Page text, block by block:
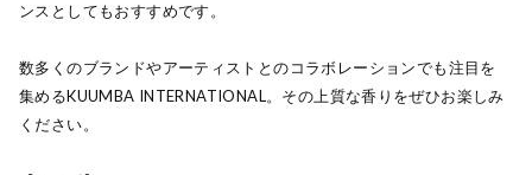
ンスとしてもおすすめです。
数多くのブランドやアーティストとのコラボレーションでも注目を
集めるKUUMBA INTERNATIONAL。その上質な香りをぜひお楽しみ
ください。